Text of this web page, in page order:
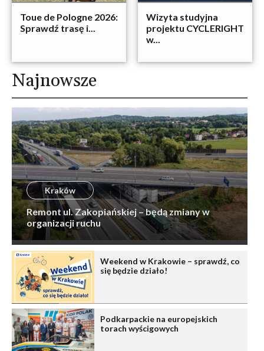
Toue de Pologne 2026:
Sprawdź trasę i...
Wizyta studyjna
projektu CYCLERIGHT
w...
Najnowsze
Kraków
Remont ul. Zakopiańskiej – będą zmiany w
organizacji ruchu
Weekend w Krakowie – sprawdź, co
się będzie działo!
Podkarpackie na europejskich
torach wyścigowych